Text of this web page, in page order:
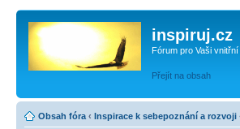
inspiruj.cz
Fórum pro Vaši
Přejít na obsah
Obsah fóra ‹ Inspirace k sebepoznání a rozvoji